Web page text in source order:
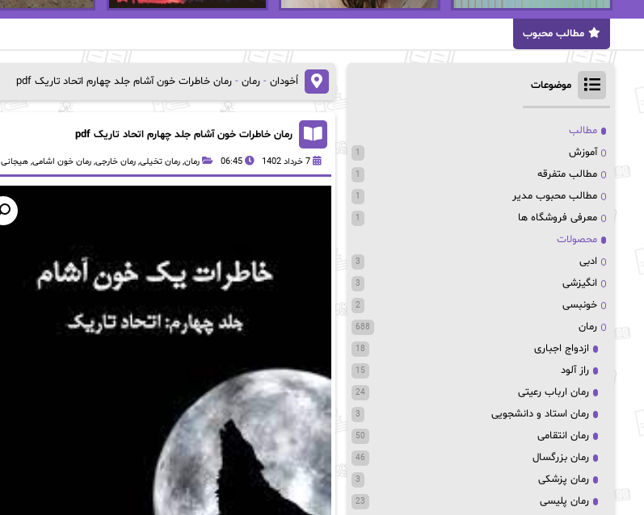
مطالب محبوب
اُخودان - رمان - رمان خاطرات خون آشام جلد چهارم اتحاد تاریک pdf
رمان خاطرات خون آشام جلد چهارم اتحاد تاریک pdf
7 خرداد 1402 06:45 رمان, رمان تخیلی, رمان خارجی, رمان خون اشامی, هیجانی
موضوعات
مطالب
آموزش
1
مطالب متفرقه 1
مطالب محبوب مدیر 1
معرفی فروشگاه ها 1
محصولات
ادبی
3
انگیزشی 3
خونبسی 2
رمان 688
ازدواج اجباری 18
راز آلود 15
رمان ارباب رعیتی 24
رمان استاد و دانشجویی 3
رمان انتقامی 50
رمان بزرگسال 46
رمان پزشکی 3
رمان پلیسی 23